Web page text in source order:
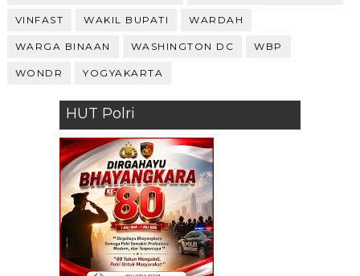
VINFAST WAKIL BUPATI WARDAH
WARGA BINAAN WASHINGTON DC WBP
WONDR YOGYAKARTA
HUT Polri